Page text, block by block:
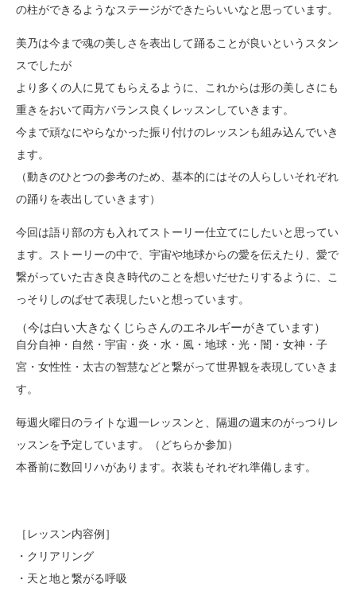
の柱ができるようなステージができたらいいなと思っています。
美乃は今まで魂の美しさを表出して踊ることが良いというスタン
スでしたが
より多くの人に見てもらえるように、これからは形の美しさにも
重きをおいて両方バランス良くレッスンしていきます。
今まで頑なにやらなかった振り付けのレッスンも組み込んでいき
ます。
（動きのひとつの参考のため、基本的にはその人らしいそれぞれ
の踊りを表出していきます）
今回は語り部の方も入れてストーリー仕立てにしたいと思ってい
ます。
ストーリーの中で、宇宙や地球からの愛を伝えたり、愛で
繋がっていた古き良き時代のことを想いだせたりするように、こ
っそりしのばせて表現したいと想っています。
（今は白い大きなくじらさんのエネルギーがきています）
自分自神・自然・宇宙・炎・水・風・地球・光・闇・女神・子
宮・女性性・太古の智慧などと繋がって世界観を表現していきま
す。
毎週火曜日のライトな週一レッスンと、隔週の週末のがっつりレ
ッスンを予定しています。（どちらか参加）
本番前に数回リハがあります。衣装もそれぞれ準備します。
［レッスン内容例］
・クリアリング
・天と地と繋がる呼吸